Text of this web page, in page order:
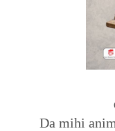
Da mihi